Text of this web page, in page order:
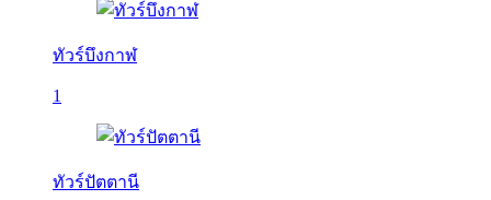
ทัวร์บึงกาฬ
1
ทัวร์ปัตตานี